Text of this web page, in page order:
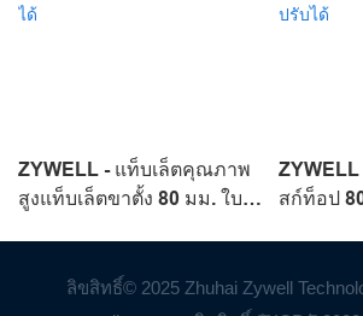
ZYWELL - แท็บเล็ตคุณภาพ
สูงแท็บเล็ตขาตั้ง 80 มม. ใบ
แผ่นขาตั้งที่ปรับได้
ZYWELL
สก์ท็อป
Zywell แ
ลิขสิทธิ์© 2025 Zhuhai Zywell